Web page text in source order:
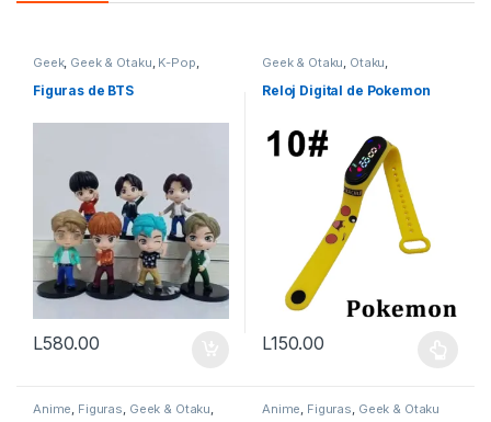
Geek, Geek & Otaku, K-Pop,
Figuras de BTS
L580.00
Geek & Otaku, Otaku,
Reloj Digital de Pokemon
L150.00
Anime Figuras Geek & Otaku Anime Figuras Geek & Otaku